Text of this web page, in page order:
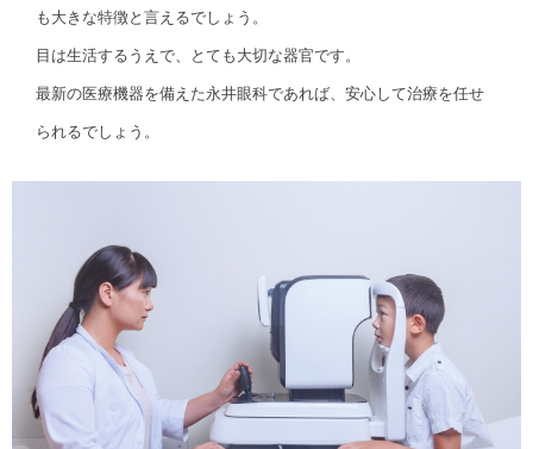
も大きな特徴と言えるでしょう。
目は生活するうえで、とても大切な器官です。
最新の医療機器を備えた永井眼科であれば、安心して治療を任せ
られるでしょう。